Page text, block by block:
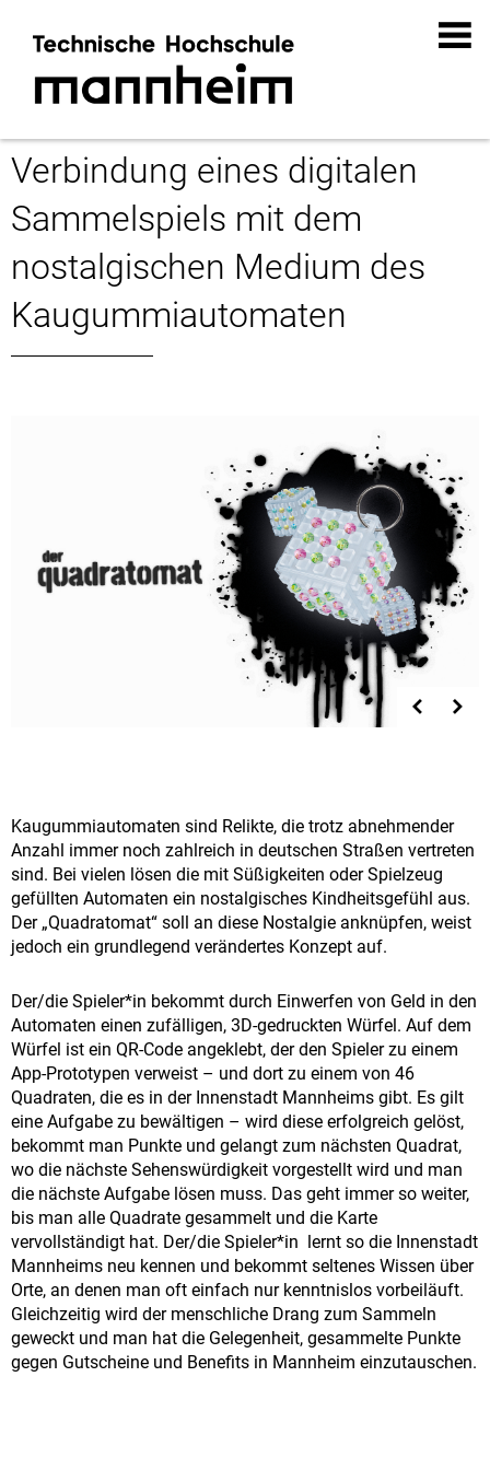
Verbindung eines digitalen
Sammelspiels mit dem
nostalgischen Medium des
Kaugummiautomaten
Kaugummiautomaten sind Relikte, die trotz abnehmender
Anzahl immer noch zahlreich in deutschen Straßen vertreten
sind. Bei vielen lösen die mit Süßigkeiten oder Spielzeug
gefüllten Automaten ein nostalgisches Kindheitsgefühl aus.
Der „Quadratomat“ soll an diese Nostalgie anknüpfen, weist
jedoch ein grundlegend verändertes Konzept auf.
Der/die Spieler*in bekommt durch Einwerfen von Geld in den
Automaten einen zufälligen, 3D-gedruckten Würfel. Auf dem
Würfel ist ein QR-Code angeklebt, der den Spieler zu einem
App-Prototypen verweist – und dort zu einem von 46
Quadraten, die es in der Innenstadt Mannheims gibt. Es gilt
eine Aufgabe zu bewältigen – wird diese erfolgreich gelöst,
bekommt man Punkte und gelangt zum nächsten Quadrat,
wo die nächste Sehenswürdigkeit vorgestellt wird und man
die nächste Aufgabe lösen muss. Das geht immer so weiter,
bis man alle Quadrate gesammelt und die Karte
vervollständigt hat. Der/die Spieler*in lernt so die Innenstadt
Mannheims neu kennen und bekommt seltenes Wissen über
Orte, an denen man oft einfach nur kenntnislos vorbeiläuft.
Gleichzeitig wird der menschliche Drang zum Sammeln
geweckt und man hat die Gelegenheit, gesammelte Punkte
gegen Gutscheine und Benefits in Mannheim einzutauschen.